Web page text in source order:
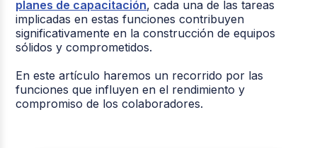
planes de capacitación, cada una de las tareas
implicadas en estas funciones contribuyen
significativamente en la construcción de equipos
sólidos y comprometidos.
En este artículo haremos un recorrido por las
funciones que influyen en el rendimiento y
compromiso de los colaboradores.